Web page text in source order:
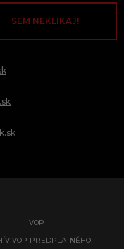
SEM NEKLIKAJ!
VOP
VOP PREDPLATNÉHO